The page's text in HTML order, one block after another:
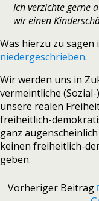
Ich verzichte gerne
wir einen
Was hierzu zu sagen
niedergeschrieben.
Wir werden uns in
vermeintliche
unsere realen
freiheitlich-
ganz
keinen freiheitlich-
geben.
Vorheriger Beitrag